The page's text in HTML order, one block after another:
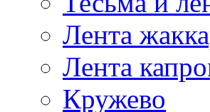
Лента
Лента
Кружево